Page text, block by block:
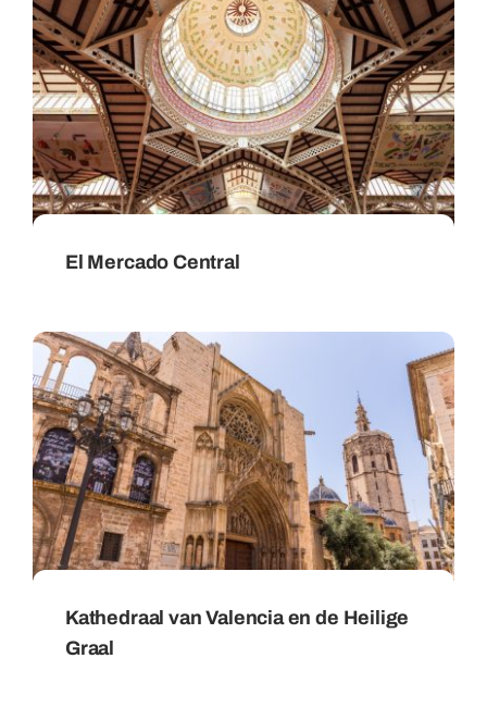
El Mercado Central
Kathedraal van Valencia en de Heilige
Graal